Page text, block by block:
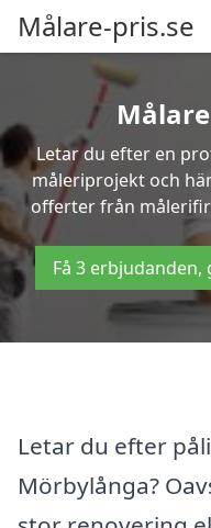
Målare-pris.se
Letar du efter en
måleriprojekt och
offerter från
Få 3
Letar du efter
Mörbylånga?